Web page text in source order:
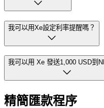
我可以用Xe設定利率提醒嗎？
我可以用 Xe 發送1,000 USD到
精簡匯款程序